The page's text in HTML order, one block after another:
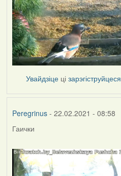
Увайдзіце цізарэгіструйцеся
Peregrinus- 22.02.2021 - 08:58
Гаички